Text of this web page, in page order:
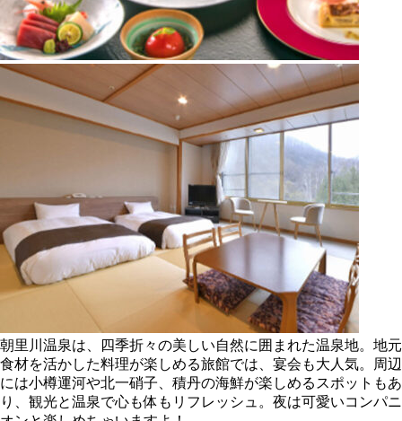
朝里川温泉は、四季折々の美しい自然に囲まれた温泉地。地元
食材を活かした料理が楽しめる旅館では、宴会も大人気。周辺
には小樽運河や北一硝子、積丹の海鮮が楽しめるスポットもあ
り、観光と温泉で心も体もリフレッシュ。夜は可愛いコンパニ